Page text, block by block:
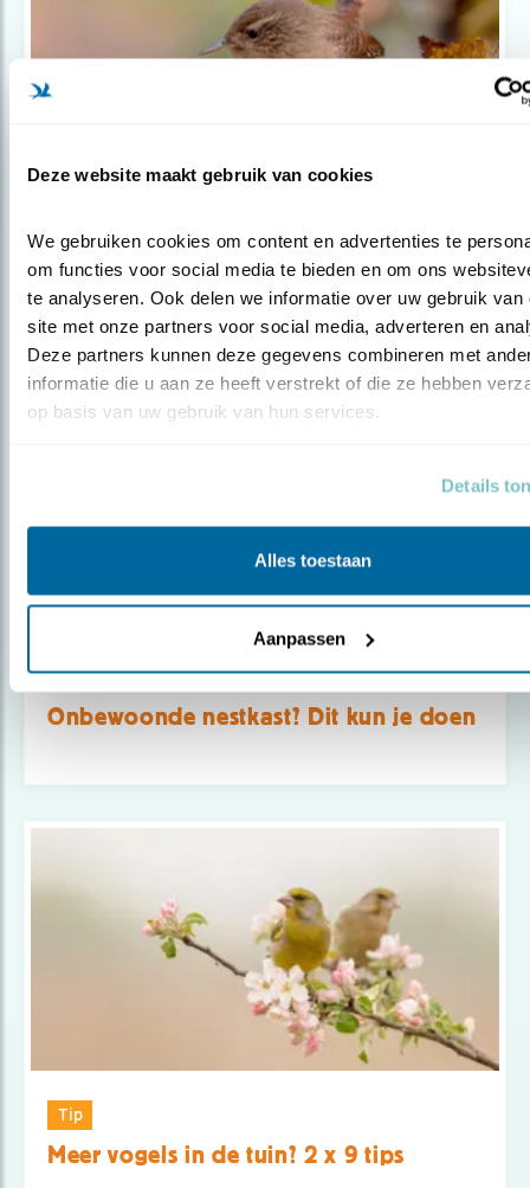
Deze website maakt gebruik van cookies
We gebruiken cookies om content en advertenties te
om functies voor social media te bieden en om ons
te analyseren. Ook delen we informatie over uw gebruik van
site met onze partners voor social media, adverteren en
Deze partners kunnen deze gegevens combineren met
informatie die u aan ze heeft verstrekt of die ze hebben
op basis van uw gebruik van hun services.
Details
Alles toestaan
Aanpassen
Tip
Help vogels in de herfst
Tip
Onbewoonde nestkast? Dit kun je doen
Tip
Meer vogels in de tuin? 2 x 9 tips